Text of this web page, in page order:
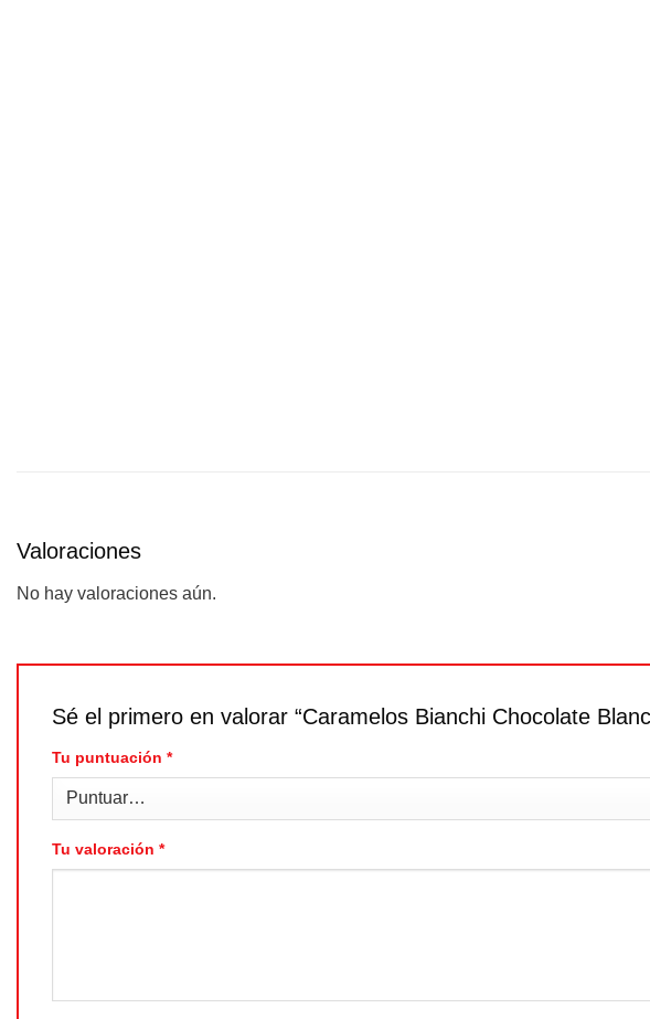
Valoraciones
No hay valoraciones aún.
Sé el primero en valorar “Caramelos Bianchi Chocolate
Tu puntuación *
Tu valoración *